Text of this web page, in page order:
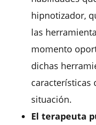
hipnotizador,
las
momento
dichas
características
situación.
El terapeuta